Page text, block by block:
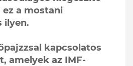
ez a mostani
ilyen.
kapcsolatos
amelyek az IMF-